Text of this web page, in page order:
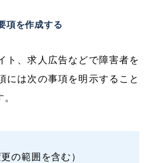
項を作成する
ト、求人広告などで障害者を
には次の事項を明示すること
の範囲を含む）